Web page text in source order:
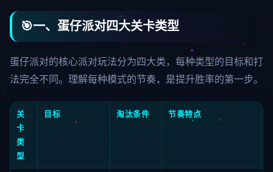
🎯一、蛋仔派对四大关卡类型
蛋仔派对的核心派对玩法分为四大类，每种类型的目标和打
法完全不同。理解每种模式的节奏，是提升胜率的第一步。
关
卡
类
型
目标 淘汰条件 节奏特点